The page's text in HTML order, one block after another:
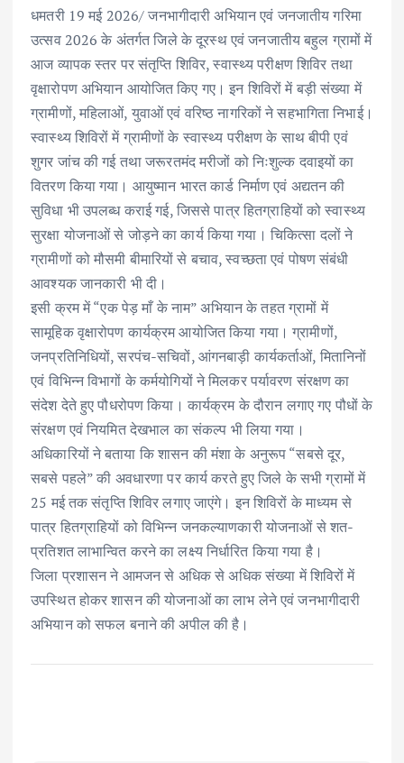
b
o
o
k
te
r
l s
A
p
p
e
dI
n
e
धमतरी 19 मई 2026/ जनभागीदारी अभियान एवं जनजातीय गरिमा
उत्सव 2026 के अंतर्गत जिले के दूरस्थ एवं जनजातीय बहुल ग्रामों में
आज व्यापक स्तर पर संतृप्ति शिविर, स्वास्थ्य परीक्षण शिविर तथा
वृक्षारोपण अभियान आयोजित किए गए। इन शिविरों में बड़ी संख्या में
ग्रामीणों, महिलाओं, युवाओं एवं वरिष्ठ नागरिकों ने सहभागिता निभाई।
स्वास्थ्य शिविरों में ग्रामीणों के स्वास्थ्य परीक्षण के साथ बीपी एवं
शुगर जांच की गई तथा जरूरतमंद मरीजों को निःशुल्क दवाइयों का
वितरण किया गया। आयुष्मान भारत कार्ड निर्माण एवं अद्यतन की
सुविधा भी उपलब्ध कराई गई, जिससे पात्र हितग्राहियों को स्वास्थ्य
सुरक्षा योजनाओं से जोड़ने का कार्य किया गया। चिकित्सा दलों ने
ग्रामीणों को मौसमी बीमारियों से बचाव, स्वच्छता एवं पोषण संबंधी
आवश्यक जानकारी भी दी।
इसी क्रम में “एक पेड़ माँ के नाम” अभियान के तहत ग्रामों में
सामूहिक वृक्षारोपण कार्यक्रम आयोजित किया गया। ग्रामीणों,
जनप्रतिनिधियों, सरपंच-सचिवों, आंगनबाड़ी कार्यकर्ताओं, मितानिनों
एवं विभिन्न विभागों के कर्मयोगियों ने मिलकर पर्यावरण संरक्षण का
संदेश देते हुए पौधरोपण किया। कार्यक्रम के दौरान लगाए गए पौधों के
संरक्षण एवं नियमित देखभाल का संकल्प भी लिया गया।
अधिकारियों ने बताया कि शासन की मंशा के अनुरूप “सबसे दूर,
सबसे पहले” की अवधारणा पर कार्य करते हुए जिले के सभी ग्रामों में
25 मई तक संतृप्ति शिविर लगाए जाएंगे। इन शिविरों के माध्यम से
पात्र हितग्राहियों को विभिन्न जनकल्याणकारी योजनाओं से शत-
प्रतिशत लाभान्वित करने का लक्ष्य निर्धारित किया गया है।
जिला प्रशासन ने आमजन से अधिक से अधिक संख्या में शिविरों में
उपस्थित होकर शासन की योजनाओं का लाभ लेने एवं जनभागीदारी
अभियान को सफल बनाने की अपील की है।